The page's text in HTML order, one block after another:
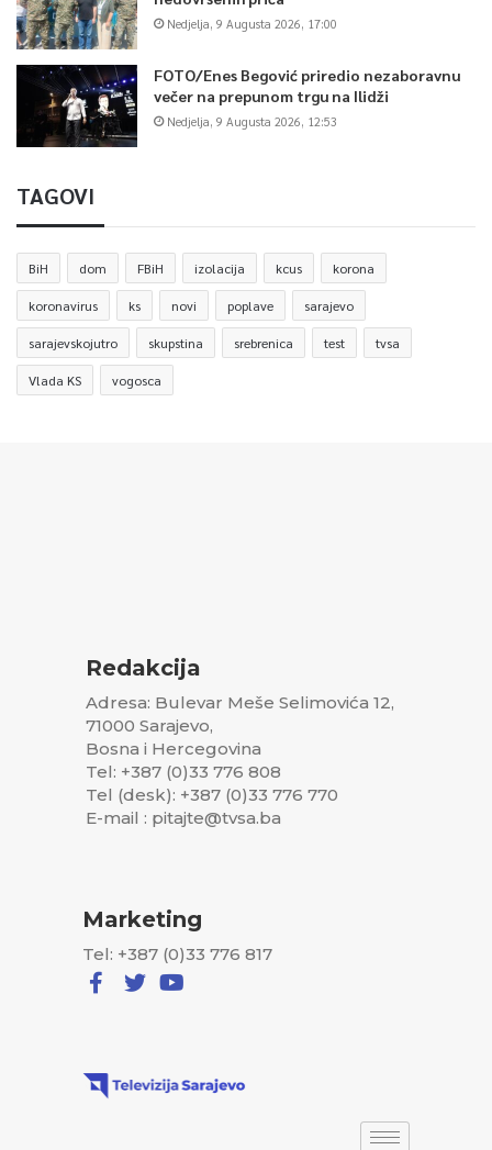
Nedjelja, 9 Augusta 2026, 17:00
FOTO/Enes Begović priredio nezaboravnu
večer na prepunom trgu na Ilidži
Nedjelja, 9 Augusta 2026, 12:53
TAGOVI
BiH dom FBiH izolacija kcus korona
koronavirus ks novi poplave sarajevo
sarajevskojutro skupstina srebrenica test tvsa
Vlada KS vogosca
Redakcija
Adresa: Bulevar Meše Selimovića 12,
71000 Sarajevo,
Bosna i Hercegovina
Tel: +387 (0)33 776 808
Tel (desk): +387 (0)33 776 770
E-mail : pitajte@tvsa.ba
Marketing
Tel: +387 (0)33 776 817